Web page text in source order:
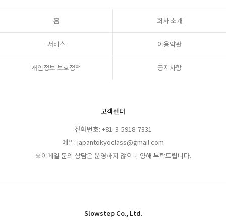
홈 회사 소개
서비스 이용약관
개인정보 보호정책 공지사항
고객센터
전화번호: +81-3-5918-7331
메일: japantokyoclass@gmail.com
※이메일 문의 상담은 운영하지 않으니 양해 부탁드립니다.
Slowstep Co., Ltd.